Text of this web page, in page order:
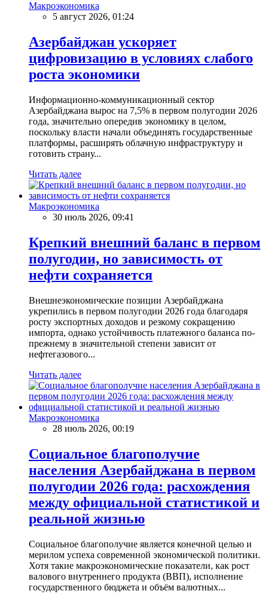
Макроэкономика
5 август 2026, 01:24
Азербайджан ускоряет
цифровизацию в условиях слабого
роста экономики
Информационно-коммуникационный сектор
Азербайджана вырос на 7,5% в первом полугодии 2026
года, значительно опередив экономику в целом,
поскольку власти начали объединять государственные
платформы, расширять облачную инфраструктуру и
готовить страну...
Читать далее
Макроэкономика
30 июль 2026, 09:41
Крепкий внешний баланс в первом
полугодии, но зависимость от
нефти сохраняется
Внешнеэкономические позиции Азербайджана
укрепились в первом полугодии 2026 года благодаря
росту экспортных доходов и резкому сокращению
импорта, однако устойчивость платежного баланса по-
прежнему в значительной степени зависит от
нефтегазового...
Читать далее
Макроэкономика
28 июль 2026, 00:19
Социальное благополучие
населения Азербайджана в первом
полугодии 2026 года: расхождения
между официальной статистикой и
реальной жизнью
Социальное благополучие является конечной целью и
мерилом успеха современной экономической политики.
Хотя такие макроэкономические показатели, как рост
валового внутреннего продукта (ВВП), исполнение
государственного бюджета и объём валютных...